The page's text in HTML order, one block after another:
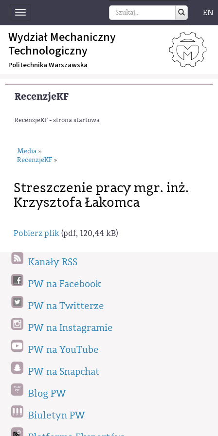
Toggle
navigation
EN
Wydział Mechaniczny
Technologiczny
Politechnika Warszawska
RecenzjeKF
RecenzjeKF - strona startowa
Media »
RecenzjeKF »
Streszczenie pracy mgr. inż.
Krzysztofa Łakomca
Pobierz plik(pdf, 120,44 kB)
Kanały RSS
PW na Facebook
PW na Twitterze
PW na Instagramie
PW na YouTube
PW na Snapchat
Blog PW
Biuletyn PW